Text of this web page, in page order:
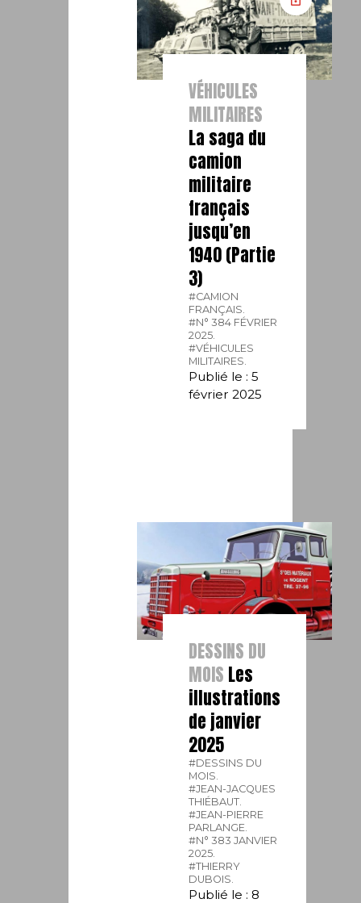
VÉHICULES
MILITAIRES
La saga du
camion
militaire
français
jusqu’en
1940 (Partie
3)
#CAMION
FRANÇAIS.
#N° 384 FÉVRIER
2025.
#VÉHICULES
MILITAIRES.
Publié le : 5
février 2025
DESSINS DU
MOIS Les
illustrations
de janvier
2025
#DESSINS DU
MOIS.
#JEAN-JACQUES
THIÉBAUT.
#JEAN-PIERRE
PARLANGE.
#N° 383 JANVIER
2025.
#THIERRY
DUBOIS.
Publié le : 8